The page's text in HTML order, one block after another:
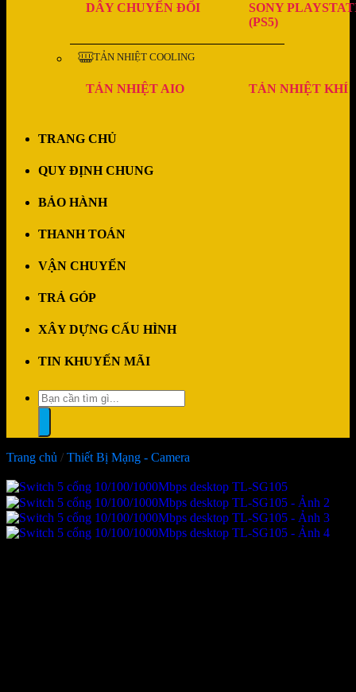
DÂY CHUYỂN ĐỔI
SONY
(PS5)
TẢN NHIỆT COOLING
TẢN NHIỆT AIO TẢN NHIỆT KHÍ
TRANG CHỦ
QUY ĐỊNH CHUNG
BẢO HÀNH
THANH TOÁN
VẬN CHUYỂN
TRẢ GÓP
XÂY DỰNG CẤU HÌNH
TIN KHUYẾN MÃI
Tìm
kiếm:
Trang chủ / Thiết Bị Mạng - Camera